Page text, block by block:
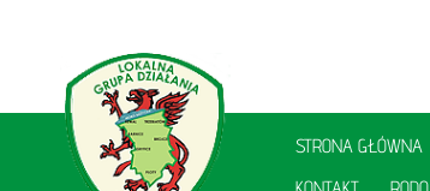
STRONA GŁÓWNA